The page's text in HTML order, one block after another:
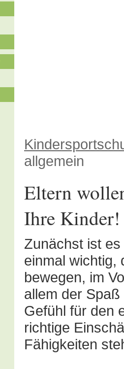
allgemein
Eltern
Ihre Kinder!
Zunächst ist
einmal wichtig,
bewegen, im
allem der
Gefühl für den
richtige
Fähigkeiten